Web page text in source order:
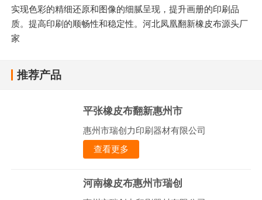
实现色彩的精细还原和图像的细腻呈现，提升画册的印刷品
质。提高印刷的顺畅性和稳定性。河北凤凰翻新橡皮布源头厂
家
推荐产品
平张橡皮布翻新惠州市
惠州市瑞创力印刷器材有限公司
查看更多
河南橡皮布惠州市瑞创